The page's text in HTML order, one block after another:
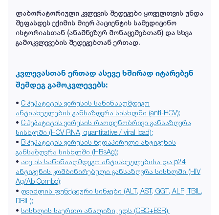
ლაბორატორიული კვლევის შედეგები ყოველთვის უნდა
შეფასდეს ექიმის მიერ პაციენტის სამედიცინო
ისტორიასთან (ანამნეზურ მონაცემებთან) და სხვა
გამოკვლევების შედეგებთან ერთად.
კვლევასთან ერთად ასევე ხშირად იტარებენ
შემდეგ გამოკვლევებს:
• C ჰეპატიტის ვირუსის საწინააღმდეგო
ანტისხეულების განსაზღვრა სისხლში (anti-HCV);
• C ჰეპატიტის ვირუსის რაოდენობრივი განსაზღვრა
სისხლში (HCV RNA, quantitative / viral load);
• B ჰეპატიტის ვირუსის ზედაპირული ანტიგენის
განსაზღვრა სისხლში (HBsAg);
• აივ-ის საწინააღმდეგო ანტისხეულებისა და p24
ანტიგენის კომბინირებული განსაზღვრა სისხლში (HIV
Ag/Ab Combo);
• ღვიძლის ფუნქციური სინჯები (ALT, AST, GGT, ALP, TBIL,
DBIL);
• სისხლის საერთო ანალიზი, ედს (CBC+ESR).